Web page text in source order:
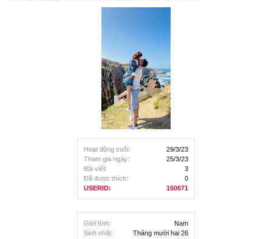
Hoạt động cuối:
29/3/23
Tham gia ngày:
25/3/23
Bài viết:
3
Đã được thích:
0
USERID:
150671
Giới tính:
Nam
Sinh nhật:
Tháng mười hai 26